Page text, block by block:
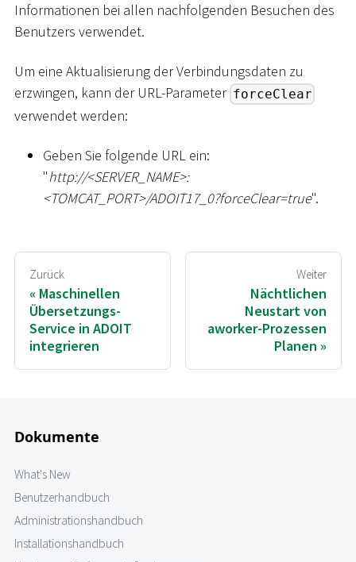
Informationen bei allen nachfolgenden Besuchen des
Benutzers verwendet.
Um eine Aktualisierung der Verbindungsdaten zu
erzwingen, kann der URL-Parameter forceClear
verwendet werden:
Geben Sie folgende URL ein:
"http://<SERVER_NAME>:
<TOMCAT_PORT>/ADOIT17_0?forceClear=true".
Zurück
Maschinellen
Übersetzungs-
Service in ADOIT
integrieren
Weiter
Nächtlichen
Neustart von
aworker-Prozessen
Planen
Dokumente
What's New
Benutzerhandbuch
Administrationshandbuch
Installationshandbuch